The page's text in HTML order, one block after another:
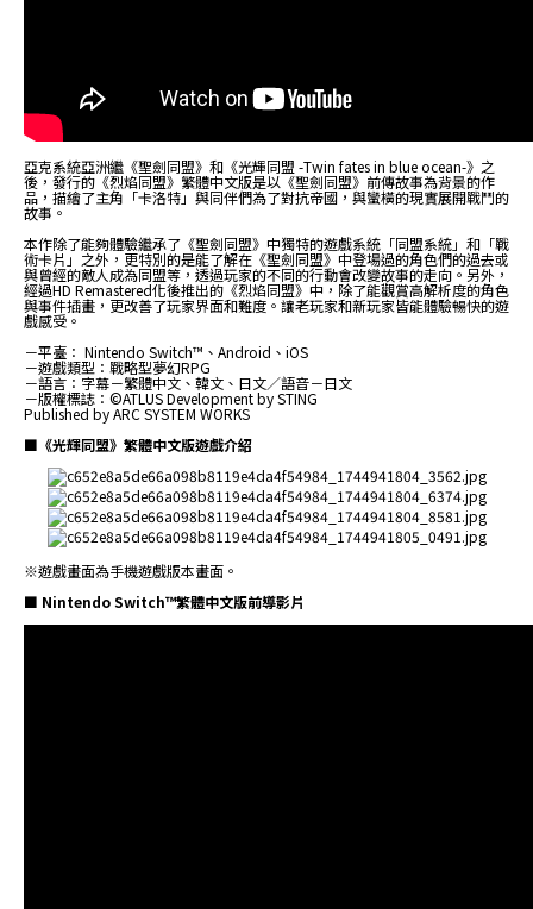
亞克系統亞洲繼《聖劍同盟》和《光輝同盟 -Twin fates in blue ocean-》之
後，發行的《烈焰同盟》繁體中文版是以《聖劍同盟》前傳故事為背景的作
品，描繪了主角「卡洛特」與同伴們為了對抗帝國，與蠻橫的現實展開戰鬥的
故事。
本作除了能夠體驗繼承了《聖劍同盟》中獨特的遊戲系統「同盟系統」和「戰
術卡片」之外，更特別的是能了解在《聖劍同盟》中登場過的角色們的過去或
與曾經的敵人成為同盟等，透過玩家的不同的行動會改變故事的走向。另外，
經過HD Remastered化後推出的《烈焰同盟》中，除了能觀賞高解析度的角色
與事件插畫，更改善了玩家界面和難度。讓老玩家和新玩家皆能體驗暢快的遊
戲感受。
－平臺： Nintendo Switch™、Android、iOS
－遊戲類型：戰略型夢幻RPG
－語言：字幕－繁體中文、韓文、日文／語音－日文
－版權標誌：©ATLUS Development by STING
Published by ARC SYSTEM WORKS
■《光輝同盟》繁體中文版遊戲介紹
※遊戲畫面為手機遊戲版本畫面。
■ Nintendo Switch™繁體中文版前導影片